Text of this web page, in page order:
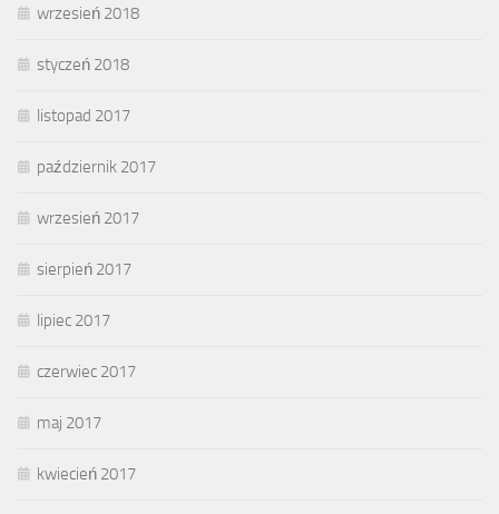
wrzesień 2018
styczeń 2018
listopad 2017
październik 2017
wrzesień 2017
sierpień 2017
lipiec 2017
czerwiec 2017
maj 2017
kwiecień 2017